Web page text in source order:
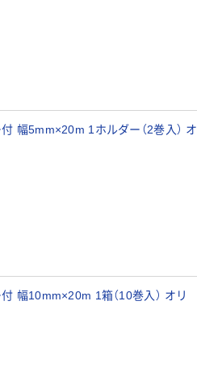
幅5mm×20m 1ホルダー（2巻入） オ
幅10mm×20m 1箱（10巻入） オリ